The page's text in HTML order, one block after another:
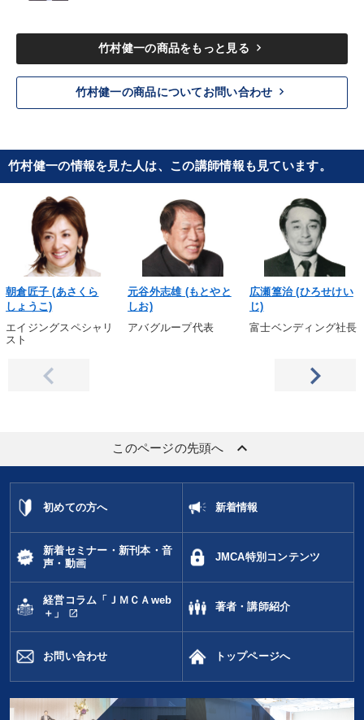
竹村健一の商品をもっと見る keyboard_arrow_right
竹村健一の商品についてお問い合わせ keyboard_arrow_right
竹村健一の情報を見た人は、この講師情報も見ています。
朝倉匠子 (あさくら
しょうこ)
エイジングスペシャリ
スト
元谷外志雄 (もとやと
しお)
アバグループ代表
広瀬篁治 (ひろせけい
じ)
富士ベンディング社長
このページの先頭へ keyboard_arrow_up
初めての方へ 新着情報
新着セミナー・新刊本・音
声・動画
JMCA特別コンテンツ
経営コラム「ＪＭＣＡweb
＋」
open_in_new
著者・講師紹介
お問い合わせ トップページへ